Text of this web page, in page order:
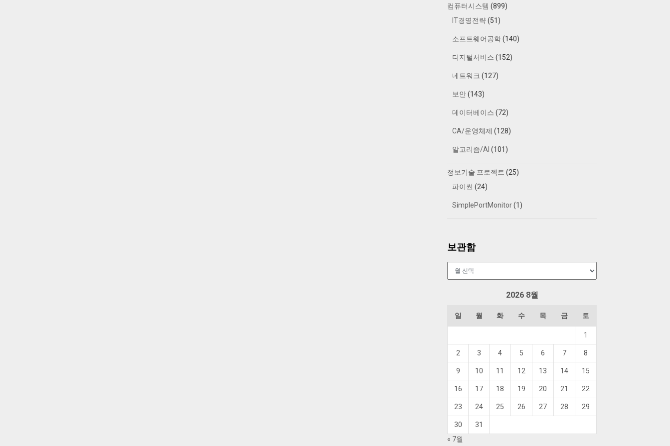
컴퓨터시스템 (899)
IT경영전략(51)
소프트웨어공학(140)
디지털서비스 (152)
네트워크 (127)
보안(143)
데이터베이스 (72)
CA/운영체제 (128)
알고리즘/AI (101)
정보기술 프로젝트 (25)
파이썬 (24)
SimplePortMonitor(1)
보관함
2026 8월
일 월 화 수 목 금 토
1
2 3 4 5 6 7 8
9 10 11 12 13 14 15
16 17 18 19 20 21 22
23 24 25 26 27 28 29
30
31
« 7월